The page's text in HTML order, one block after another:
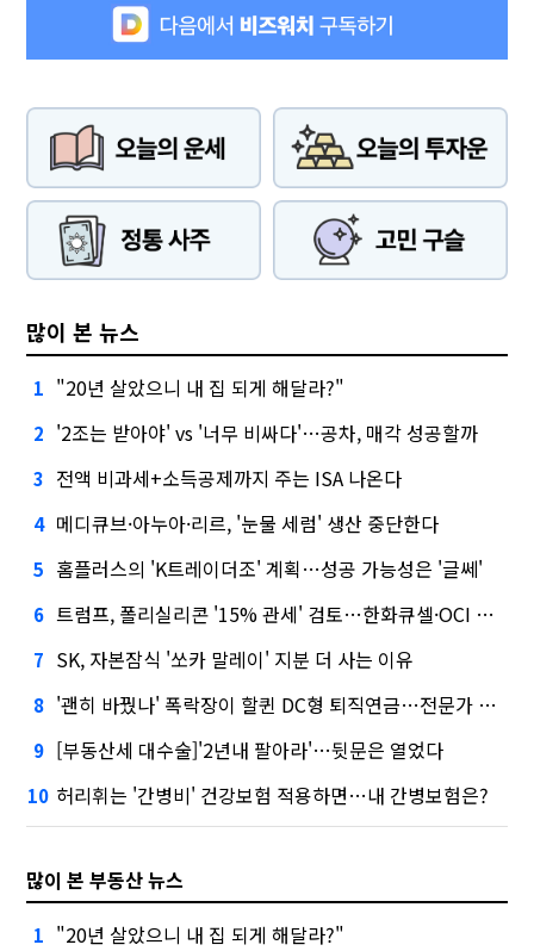
많이 본 뉴스
1 "20년 살았으니 내 집 되게 해달라?"
2 '2조는 받아야' vs '너무 비싸다'…공차, 매각 성공할까
3 전액 비과세+소득공제까지 주는 ISA 나온다
4 메디큐브·아누아·리르, '눈물 세럼' 생산 중단한다
5 홈플러스의 'K트레이더조' 계획…성공 가능성은 '글쎄'
6 트럼프, 폴리실리콘 '15% 관세' 검토…한화큐셀·OCI 영향은?
7 SK, 자본잠식 '쏘카 말레이' 지분 더 사는 이유
8 '괜히 바꿨나' 폭락장이 할퀸 DC형 퇴직연금…전문가 조언은
9 [부동산세 대수술]'2년내 팔아라'…뒷문은 열었다
10 허리휘는 '간병비' 건강보험 적용하면…내 간병보험은?
많이 본 부동산 뉴스
1 "20년 살았으니 내 집 되게 해달라?"